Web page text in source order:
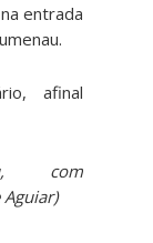
entrada
afinal
com